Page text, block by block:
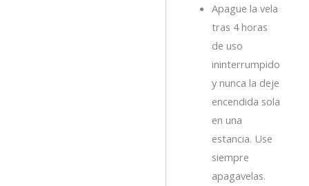
Apague la vela
tras 4 horas
de uso
ininterrumpido
y nunca la deje
encendida sola
en una
estancia. Use
siempre
apagavelas.